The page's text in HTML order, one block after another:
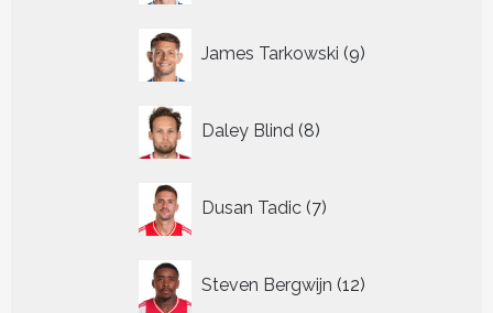
James Tarkowski 9
producten
Daley Blind 8
producten
Dusan Tadic 7
producten
Steven Bergwijn 12
producten